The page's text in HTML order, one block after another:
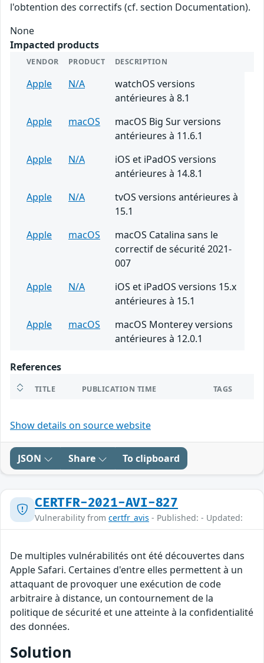
l'obtention des correctifs (cf. section Documentation).
None
Impacted products
VENDOR PRODUCT DESCRIPTION
Apple N/A
watchOS versions
antérieures à 8.1
Apple
macOS
macOS Big Sur versions
antérieures à 11.6.1
Apple
N/A
iOS et iPadOS versions
antérieures à 14.8.1
Apple
N/A
tvOS versions antérieures à
15.1
Apple
macOS
macOS Catalina sans le
correctif de sécurité 2021-
007
Apple
N/A
iOS et iPadOS versions 15.x
antérieures à 15.1
Apple
macOS
macOS Monterey versions
antérieures à 12.0.1
References
TITLE PUBLICATION TIME TAGS
Show details on source website
JSON Share To clipboard
CERTFR-2021-AVI-827
Vulnerability from certfr_avis - Published: - Updated:
De multiples vulnérabilités ont été découvertes dans
Apple Safari. Certaines d'entre elles permettent à un
attaquant de provoquer une exécution de code
arbitraire à distance, un contournement de la
politique de sécurité et une atteinte à la confidentialité
des données.
Solution